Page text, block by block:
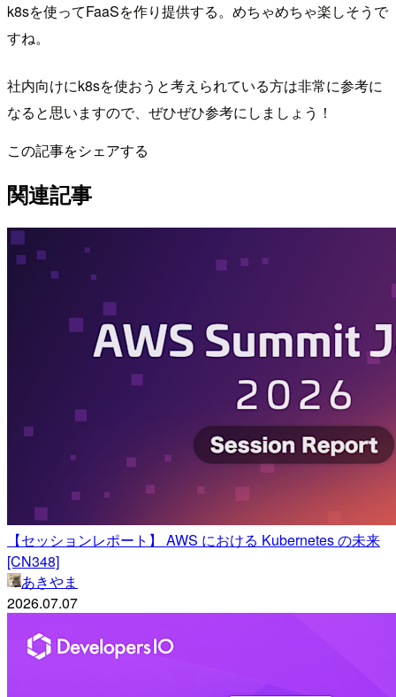
k8sを使ってFaaSを作り提供する。めちゃめちゃ楽しそうで
すね。
社内向けにk8sを使おうと考えられている方は非常に参考に
なると思いますので、ぜひぜひ参考にしましょう！
この記事をシェアする
関連記事
【セッションレポート】 AWS における Kubernetes の未来
[CN348]
あきやま
2026.07.07